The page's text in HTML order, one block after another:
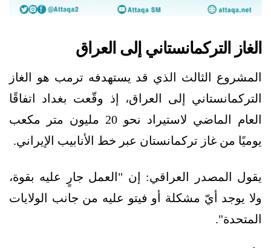
الغاز التركمانستاني إلى العراق
المشروع الثالث الذي قد يستهدفه ترمب هو الغاز
التركمانستاني إلى العراق، إذ وقّعت بغداد اتفاقًا
العام الماضي لاستيراد نحو 20 مليون متر مكعب
يوميًا من غاز تركمانستان عبر خط الأنابيب الإيراني.
يقول المصدر العراقي: إن "العمل جارٍ عليه بقوة،
ولا يوجد أيّ مشكلة أو فيتو عليه من جانب الولايات
المتحدة".